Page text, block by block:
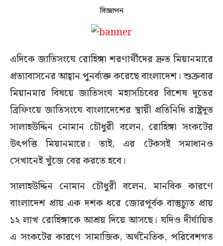
বিজ্ঞাপন
এদিকে জাতিসংঘে রোহিঙ্গা শরণার্থীদের দ্রুত মিয়ানমারে
প্রত্যাবাসনের আহ্বান পুনর্ব্যক্ত করেছে বাংলাদেশ। শুক্রবার
মিয়ানমার বিষয়ে জাতিসংঘ মহাসচিবের বিশেষ দূতের
ব্রিফিংয়ে জাতিসংঘে বাংলাদেশের স্থায়ী প্রতিনিধি রাষ্ট্রদূত
সালাহউদ্দিন নোমান চৌধুরী বলেন, রোহিঙ্গা সংকটের
উৎপত্তি মিয়ানমারে। তাই, এর টেকসই সমাধানও
সেখানেই খুঁজে বের করতে হবে।
সালাহউদ্দিন নোমান চৌধুরী বলেন, মানবিক কারণে
বাংলাদেশ প্রায় এক দশক ধরে জোরপূর্বক বাস্তুচ্যুত প্রায়
১২ লাখ রোহিঙ্গাকে আশ্রয় দিয়ে আসছে। যদিও দীর্ঘায়িত
এ সংকটের কারণে সামাজিক, অর্থনৈতিক, পরিবেশগত